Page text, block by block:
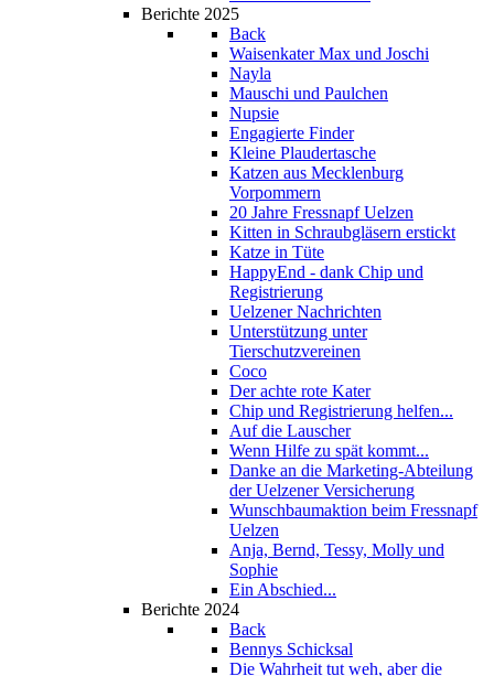
Berichte 2025
Back
Waisenkater Max und Joschi
Nayla
Mauschi und Paulchen
Nupsie
Engagierte Finder
Kleine Plaudertasche
Katzen aus Mecklenburg
Vorpommern
20 Jahre Fressnapf Uelzen
Kitten in Schraubgläsern erstickt
Katze in Tüte
HappyEnd - dank Chip und
Registrierung
Uelzener Nachrichten
Unterstützung unter
Tierschutzvereinen
Coco
Der achte rote Kater
Chip und Registrierung helfen...
Auf die Lauscher
Wenn Hilfe zu spät kommt...
Danke an die Marketing-Abteilung
der Uelzener Versicherung
Wunschbaumaktion beim Fressnapf
Uelzen
Anja, Bernd, Tessy, Molly und
Sophie
Ein Abschied...
Berichte 2024
Back
Bennys Schicksal
Die Wahrheit tut weh, aber die